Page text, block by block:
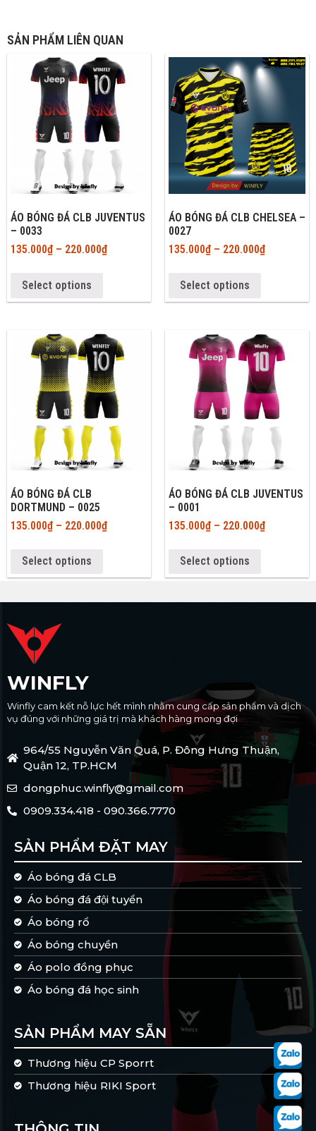
SẢN PHẨM LIÊN QUAN
ÁO BÓNG ĐÁ CLB JUVENTUS
– 0033
135.000₫– 220.000₫
Select options
ÁO BÓNG ĐÁ CLB CHELSEA –
0027
135.000₫– 220.000₫
Select options
ÁO BÓNG ĐÁ CLB
DORTMUND – 0025
135.000₫– 220.000₫
Select options
ÁO BÓNG ĐÁ CLB JUVENTUS
– 0001
135.000₫– 220.000₫
Select options
WINFLY
Winfly cam kết nỗ lực hết mình nhằm cung cấp sản phẩm và dịch
vụ đúng với những giá trị mà khách hàng mong đợi
964/55 Nguyễn Văn Quá, P. Đông Hưng Thuận,
Quận 12, TP.HCM
dongphuc.winfly@gmail.com
0909.334.418 - 090.366.7770
SẢN PHẨM ĐẶT MAY
Áo bóng đá CLB
Áo bóng đá đội tuyển
Áo bóng rổ
Áo bóng chuyền
Áo polo đồng phục
Áo bóng đá học sinh
SẢN PHẨM MAY SẴN
Thương hiệu CP Sporrt
Thương hiệu RIKI Sport